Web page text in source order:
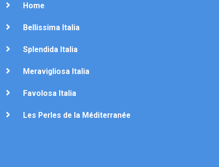
Home
Bellissima Italia
Splendida Italia
Meravigliosa Italia
Favolosa Italia
Les Perles de la Méditerranée